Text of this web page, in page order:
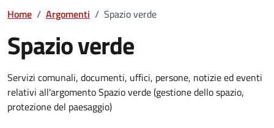
Home / Argomenti / Spazio verde
Spazio verde
Dettagli dell'argomento
Servizi comunali, documenti, uffici, persone, notizie ed eventi
relativi all'argomento Spazio verde (gestione dello spazio,
protezione del paesaggio)